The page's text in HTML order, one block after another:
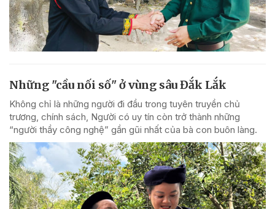
Những "cầu nối số" ở vùng sâu Đắk Lắk
Không chỉ là những người đi đầu trong tuyên truyền chủ
trương, chính sách, Người có uy tín còn trở thành những
“người thầy công nghệ” gần gũi nhất của bà con buôn làng.